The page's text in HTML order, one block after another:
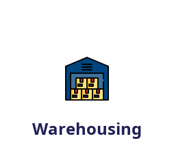
Warehousing